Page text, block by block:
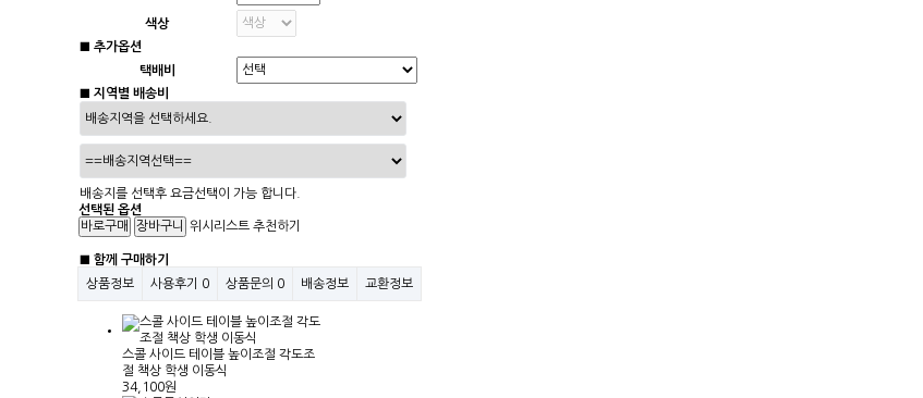
색상
■ 추가옵션
택배비
■ 지역별 배송비
배송지를 선택후 요금선택이 가능 합니다.
선택된 옵션
위시리스트 추천하기
■ 함께 구매하기
상품정보
사용후기 0 상품문의 0 배송정보 교환정보
스콜 사이드 테이블 높이조절 각도조
절 책상 학생 이동식
34,100원